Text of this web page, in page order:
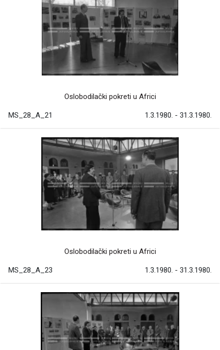
Oslobodilački pokreti u Africi
MS_28_A_21 1.3.1980. - 31.3.1980.
Oslobodilački pokreti u Africi
MS_28_A_23 1.3.1980. - 31.3.1980.